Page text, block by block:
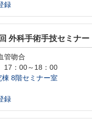
録
外科手術手技セミナー
管吻合
17：00～18：00
8階セミナー室
録